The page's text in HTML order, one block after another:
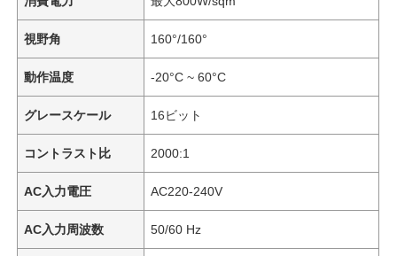
視野角 160°/160°
動作温度 -20°C ~ 60°C
グレースケール 16ビット
コントラスト比 2000:1
AC入力電圧 AC220-240V
AC入力周波数 50/60 Hz